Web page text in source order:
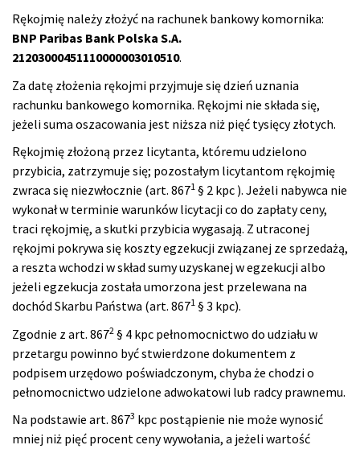
Rękojmię należy złożyć na rachunek bankowy komornika:
BNP Paribas Bank Polska S.A.
21203000451110000003010510.
Za datę złożenia rękojmi przyjmuje się dzień uznania
rachunku bankowego komornika. Rękojmi nie składa się,
jeżeli suma oszacowania jest niższa niż pięć tysięcy złotych.
Rękojmię złożoną przez licytanta, któremu udzielono
przybicia, zatrzymuje się; pozostałym licytantom rękojmię
zwraca się niezwłocznie (art. 8671 § 2 kpc ). Jeżeli nabywca nie
wykonał w terminie warunków licytacji co do zapłaty ceny,
traci rękojmię, a skutki przybicia wygasają. Z utraconej
rękojmi pokrywa się koszty egzekucji związanej ze sprzedażą,
a reszta wchodzi w skład sumy uzyskanej w egzekucji albo
jeżeli egzekucja została umorzona jest przelewana na
dochód Skarbu Państwa (art. 8671 § 3 kpc).
Zgodnie z art. 8672 § 4 kpc pełnomocnictwo do udziału w
przetargu powinno być stwierdzone dokumentem z
podpisem urzędowo poświadczonym, chyba że chodzi o
pełnomocnictwo udzielone adwokatowi lub radcy prawnemu.
Na podstawie art. 8673 kpc postąpienie nie może wynosić
mniej niż pięć procent ceny wywołania, a jeżeli wartość